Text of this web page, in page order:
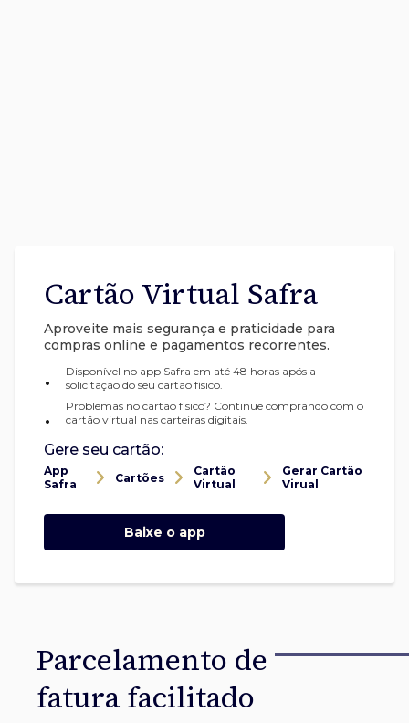
Cartão Virtual Safra
Aproveite mais segurança e praticidade para
compras online e pagamentos recorrentes.
•
Disponível no app Safra em até 48 horas após a
solicitação do seu cartão físico.
•
Problemas no cartão físico? Continue comprando com o
cartão virtual nas carteiras digitais.
Gere seu cartão:
App
Safra
Cartões
Cartão
Virtual
Gerar Cartão
Virual
Baixe o app
Parcelamento de
fatura facilitado